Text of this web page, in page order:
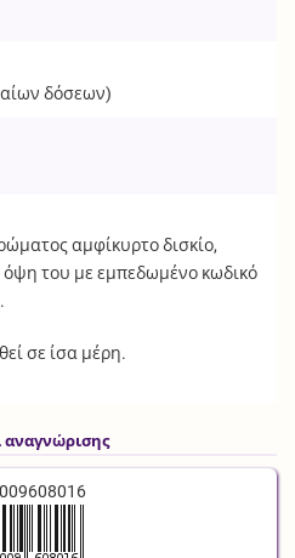
δόσεων)
αμφίκυρτο δισκίο,
του με εμπεδωμένο κωδικό
σε ίσα μέρη.
αναγνώρισης